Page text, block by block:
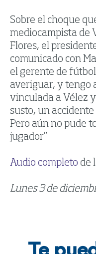
Sobre el choque
mediocampista de
Flores, el
comunicado con
el gerente de
averiguar, y tengo
vinculada a Vélez
susto, un
Pero aún no pude
jugador”
Audio completo de
Lunes 3 de